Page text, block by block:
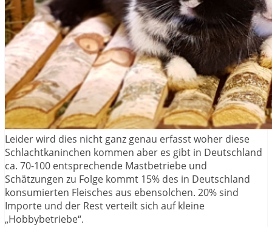
Leider wird dies nicht ganz genau erfasst woher diese
Schlachtkaninchen kommen aber es gibt in Deutschland
ca. 70-100 entsprechende Mastbetriebe und
Schätzungen zu Folge kommt 15% des in Deutschland
konsumierten Fleisches aus ebensolchen. 20% sind
Importe und der Rest verteilt sich auf kleine
„Hobbybetriebe“.